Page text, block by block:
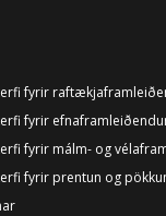
fyrir
fyrir
fyrir málm- og
fyrir prentun og